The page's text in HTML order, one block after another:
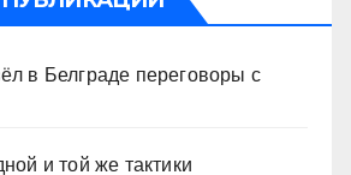
в Белграде переговоры с
и той же тактики